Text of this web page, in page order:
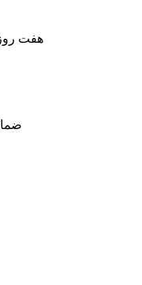
هفت